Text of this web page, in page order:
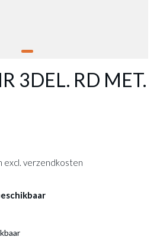
3DEL. RD MET.
excl. verzendkosten